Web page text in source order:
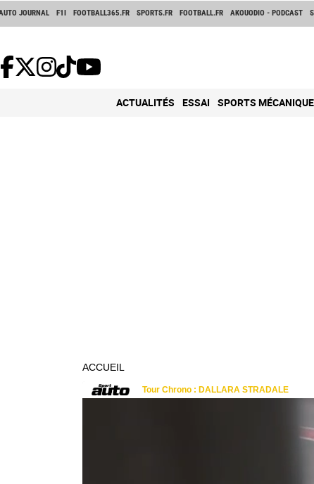
JOURNAL F1I FOOTBALL365.FR SPORTS.FR FOOTBALL.FR AKOUODIO - PODCAST
ACTUALITÉS ESSAI SPORTS
ACCUEIL